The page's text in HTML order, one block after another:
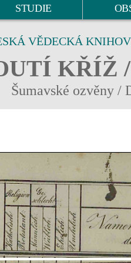
STUDIE
VĚDECKÁ
KŘÍŽ
Šumavské ozvěny /